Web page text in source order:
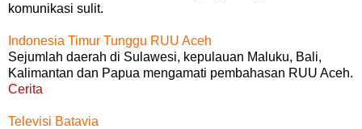
komunikasi sulit.
Indonesia Timur Tunggu RUU Aceh
Sejumlah daerah di Sulawesi, kepulauan Maluku, Bali,
Kalimantan dan Papua mengamati pembahasan RUU Aceh.
Cerita
Televisi Batavia